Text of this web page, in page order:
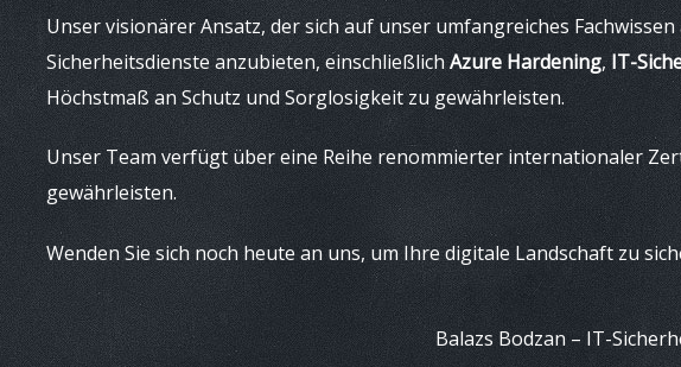
Unser visionärer Ansatz, der sich auf unser umfangreiches
Sicherheitsdienste anzubieten, einschließlichAzure Hardening,IT-
Höchstmaß an Schutz und Sorglosigkeit zu gewährleisten.
Unser Team verfügt über eine Reihe renommierter internationaler
gewährleisten.
Wenden Sie sich noch heute an uns, um Ihre digitale Landschaft zu
Balazs Bodzan– IT-